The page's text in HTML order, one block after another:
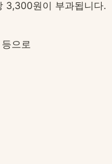
3,300원이 부과됩니다.
으로